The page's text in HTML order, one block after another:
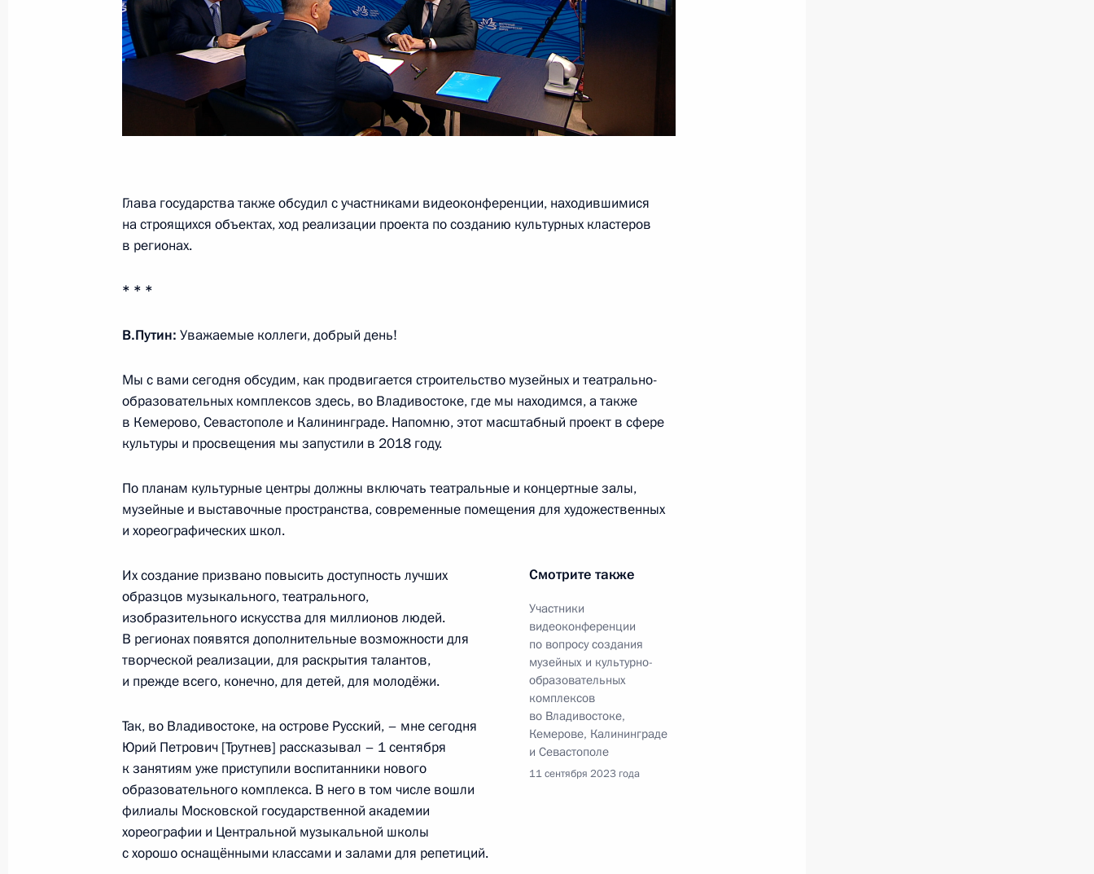
15 июня 2023 года, 19:00
Открытие новых фармацевтических заводов в Калининградской
области, Мордовии и Санкт-Петербурге
30 марта 2023 года, 16:35
Заседание комиссии Госсовета по направлению «Малое
и среднее предпринимательство»
Заседание комиссии Госсовета по направлению
11 января 2023 года, 17:00
Алихановым
1 сентября 2022 года, 20:00
Cовместное заседание комиссий Госcовета по направлениям
«Промышленность», «Наука» и «Малое и среднее
предпринимательство»
7 июня 2022 года, 18:00
Встреча с губернатором Калининградской области Антоном
Алихановым
20 мая 2022 года, 18:10
Заседание рабочей группы Госсовета по экономическим
Глава государства также обсудил с участниками видеоконференции, находившимися
на строящихся объектах, ход реализации проекта по созданию культурных кластеров
в регионах.
* * *
В.Путин: Уважаемые коллеги, добрый день!
Мы с вами сегодня обсудим, как продвигается строительство музейных и театрально-
образовательных комплексов здесь, во Владивостоке, где мы находимся, а также
в Кемерово, Севастополе и Калининграде. Напомню, этот масштабный проект в сфере
культуры и просвещения мы запустили в 2018 году.
По планам культурные центры должны включать театральные и концертные залы,
музейные и выставочные пространства, современные помещения для художественных
и хореографических школ.
Смотрите также
Участники
видеоконференции
по вопросу создания
музейных и культурно-
образовательных
комплексов
во Владивостоке,
Кемерове, Калининграде
и Севастополе
11 сентября 2023 года
Их создание призвано повысить доступность лучших
образцов музыкального, театрального,
изобразительного искусства для миллионов людей.
В регионах появятся дополнительные возможности для
творческой реализации, для раскрытия талантов,
и прежде всего, конечно, для детей, для молодёжи.
Так, во Владивостоке, на острове Русский, – мне сегодня
Юрий Петрович [Трутнев] рассказывал – 1 сентября
к занятиям уже приступили воспитанники нового
образовательного комплекса. В него в том числе вошли
филиалы Московской государственной академии
хореографии и Центральной музыкальной школы
с хорошо оснащёнными классами и залами для репетиций.